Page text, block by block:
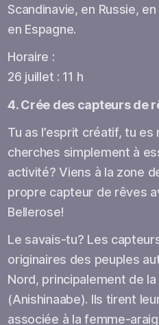
Scandinavie, en Russie,
en Espagne.
Horaire :
26 juillet : 11 h
4. Crée des capteurs de
Tu as l’esprit créatif, tu es
cherches simplement à
activité? Viens à la zone
propre capteur de rêves
Bellerose!
Le savais-tu? Les
originaires des peuples
Nord, principalement de
(Anishinaabe). Ils tirent
associée à la femme-